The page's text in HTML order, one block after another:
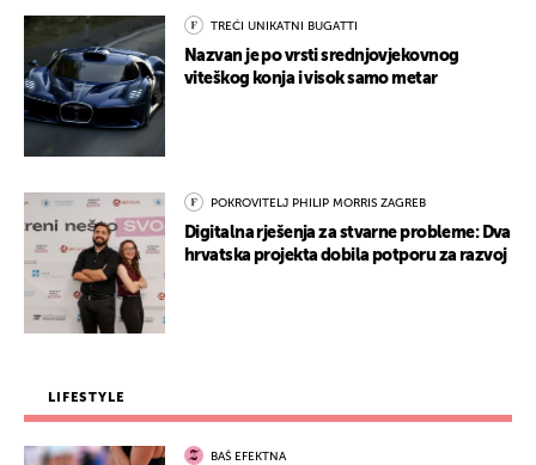
TREĆI UNIKATNI BUGATTI
Nazvan je po vrsti srednjovjekovnog
viteškog konja i visok samo metar
POKROVITELJ PHILIP MORRIS ZAGREB
Digitalna rješenja za stvarne probleme: Dva
hrvatska projekta dobila potporu za razvoj
LIFESTYLE
BAŠ EFEKTNA